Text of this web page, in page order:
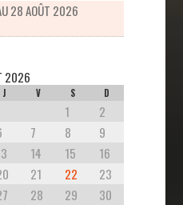
28 AOÛT 2026
2026
J V S D
1
2
7 8
9
14 15
16
21 22
23
28 29
30